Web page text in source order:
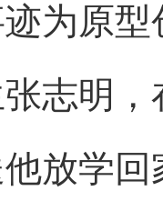
为原
志明
放学